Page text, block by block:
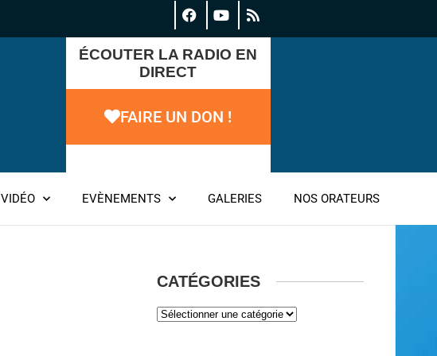
ÉCOUTER LA RADIO EN
DIRECT
FAIRE UN DON !
VIDÉO EVÈNEMENTS GALERIES NOS ORATEURS
CATÉGORIES